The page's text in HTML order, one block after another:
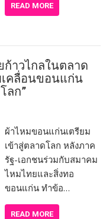
READ MORE
าวไกลในตลาด
เคลื่อนขอนแก่น
ลก”
ผ้าไหมขอนแก่นเตรียม
เข้าสู่ตลาดโลก หลังภาค
รัฐ-เอกชนร่วมกับสมาคม
ไหมไทยและสิ่งทอ
ขอนแก่น ทำข้อ…
READ MORE